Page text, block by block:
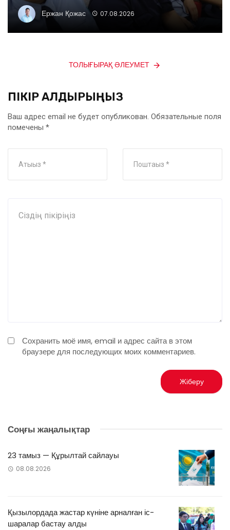
Ержан Қожас 07.08.2026
ТОЛЫҒЫРАҚ ӘЛЕУМЕТ
ПІКІР ҚАЛДЫРЫҢЫЗ
Ваш адрес email не будет опубликован. Обязательные поля
помечены *
Сохранить моё имя, email и адрес сайта в этом
браузере для последующих моих комментариев.
Соңғы жаңалықтар
23 тамыз — Құрылтай сайлауы
08.08.2026
Қызылордада жастар күніне арналған іс-
шаралар бастау алды